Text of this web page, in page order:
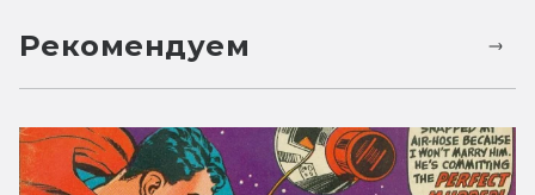
Рекомендуем